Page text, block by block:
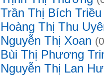
Trần Thị Bích Triều
Hoàng Thị Thu
Nguyễn Thị Xoan
Bùi Thị Phương
Nguyễn Thị Lan